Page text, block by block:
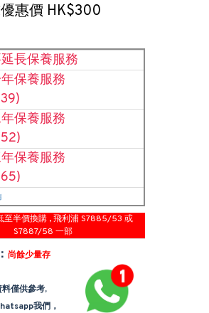
惠價 HK$300
長保養服務
保養服務
保養服務
保養服務
至半價換購 , 飛利浦 S7885/53 或
S7887/58 一部
尚餘少量存
僅供參考,
我們，